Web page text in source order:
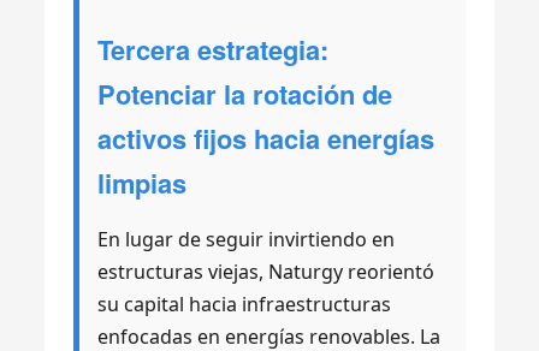
Tercera estrategia:
Potenciar la rotación de
activos fijos hacia energías
limpias
En lugar de seguir invirtiendo en
estructuras viejas, Naturgy reorientó
su capital hacia infraestructuras
enfocadas en energías renovables. La